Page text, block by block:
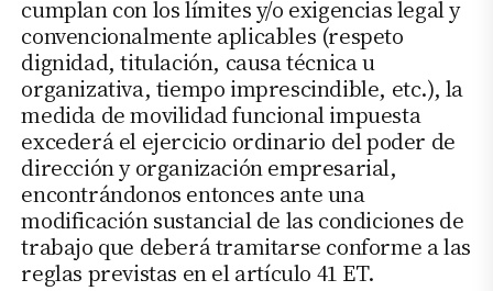
cumplan con los límites y/o exigencias legal y
convencionalmente aplicables (respeto
dignidad, titulación, causa técnica u
organizativa, tiempo imprescindible, etc.), la
medida de movilidad funcional impuesta
excederá el ejercicio ordinario del poder de
dirección y organización empresarial,
encontrándonos entonces ante una
modificación sustancial de las condiciones de
trabajo que deberá tramitarse conforme a las
reglas previstas en el artículo 41 ET.